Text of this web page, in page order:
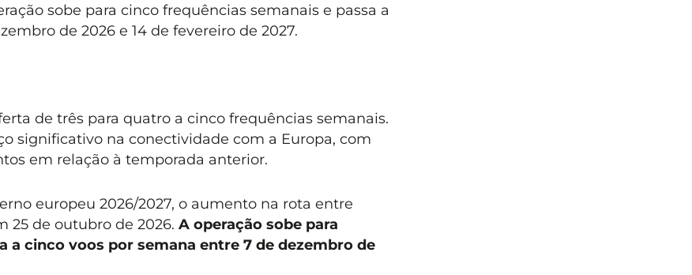
sobe para cinco frequências semanais e passa a
de 2026 e 14 de fevereiro de 2027.
de três para quatro a cinco frequências semanais.
significativo na conectividade com a Europa, com
em relação à temporada anterior.
europeu 2026/2027, o aumento na rota entre
25 de outubro de 2026. A operação sobe para
a cinco voos por semana entre 7 de dezembro de